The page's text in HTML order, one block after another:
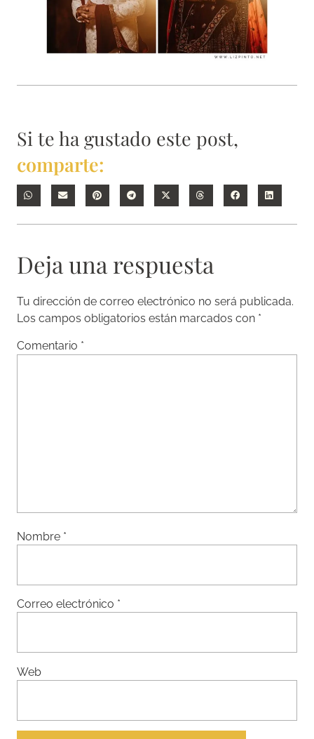
Si te ha gustado este post,
comparte:
Deja una respuesta
Tu dirección de correo electrónico no será publicada.
Los campos obligatorios están marcados con *
Comentario *
Nombre *
Correo electrónico *
Web